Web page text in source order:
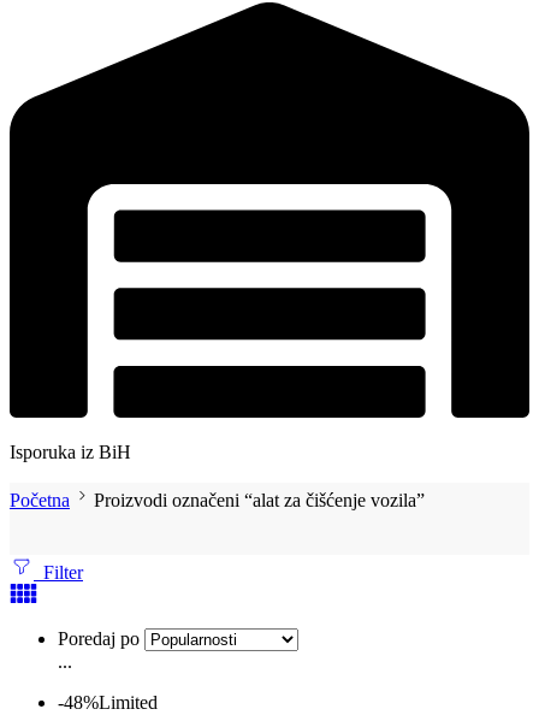
Isporuka iz BiH
Početna Proizvodi označeni “alat za čišćenje vozila”
Filter
Poredaj po
...
-48%Limited